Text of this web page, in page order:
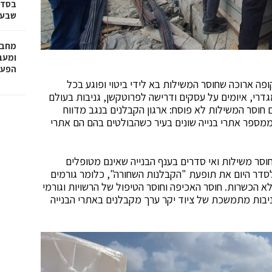
ארוכה שחוסר המשילות בא לידי ביטוי ופוגע בכל
איומים על עסקים ודרישה לפרוטקשן, גניבות בעולם
חוסר המשילות לא פוסח: ארגון הקבלנים בנגב מדווח
אתרי בנייה שונים בעיר כשהבולטים בהם הם אתרי
משילות ואי סדרים בענף הבנייה שאינם מטופלים
היום את תופעת "הקבלנות השחורה", כלומר גורמים
הכשרות. חוסר האכיפה וחוסר הטיפול של הרשויות וגורמי
מתמשכת של ציוד יקר ערך מקבלנים באתרי הבנייה